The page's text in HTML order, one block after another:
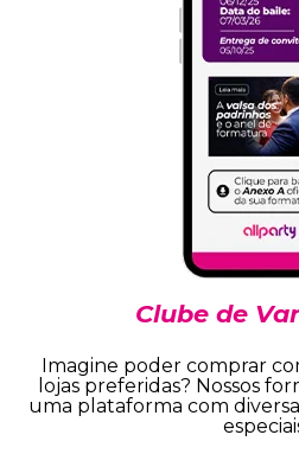
Clube de
Imagine poder comprar
lojas preferidas? Nossos
uma plataforma com